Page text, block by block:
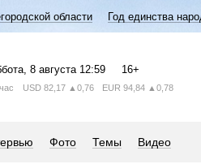
области Год единства
, 8 августа 12:59 16+
USD 82,17 ▲0,76 EUR 94,84 ▲0,78
Фото Темы Видео